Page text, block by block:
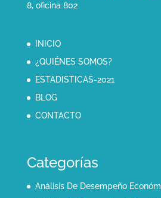
8, oficina 802
INICIO
¿QUIÉNES SOMOS?
ESTADISTICAS-2021
BLOG
CONTACTO
Categorías
Análisis De Desempeño